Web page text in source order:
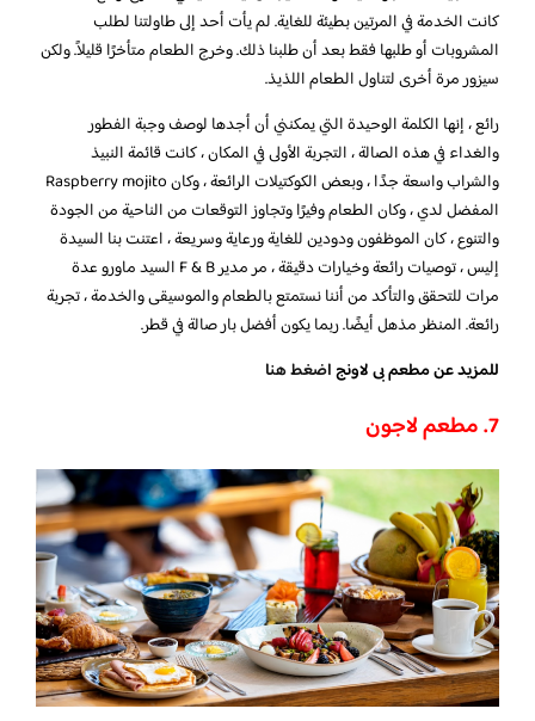
كانت الخدمة في المرتين بطيئة للغاية. لم يأت أحد إلى طاولتنا لطلب
المشروبات أو طلبها فقط بعد أن طلبنا ذلك. وخرج الطعام متأخرًا قليلاً. ولكن
سيزور مرة أخرى لتناول الطعام اللذيذ.
رائع ، إنها الكلمة الوحيدة التي يمكنني أن أجدها لوصف وجبة الفطور
والغداء في هذه الصالة ، التجربة الأولى في المكان ، كانت قائمة النبيذ
والشراب واسعة جدًا ، وبعض الكوكتيلات الرائعة ، وكان Raspberry mojito
المفضل لدي ، وكان الطعام وفيرًا وتجاوز التوقعات من الناحية من الجودة
والتنوع ، كان الموظفون ودودين للغاية ورعاية وسريعة ، اعتنت بنا السيدة
إليس ، توصيات رائعة وخيارات دقيقة ، مر مدير F & B السيد ماورو عدة
مرات للتحقق والتأكد من أننا نستمتع بالطعام والموسيقى والخدمة ، تجربة
رائعة. المنظر مذهل أيضًا. ربما يكون أفضل بار صالة في قطر.
للمزيد عن مطعم بى لاونجاضغط هنا
7. مطعم لاجون